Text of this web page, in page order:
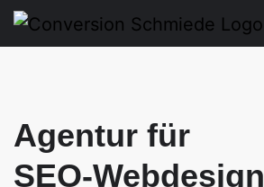
Agentur für
SEO-Webdesign